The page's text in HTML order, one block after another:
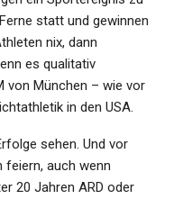
statt und gewinnen
nix, dann
es qualitativ
von München – wie vor
in den USA.
sehen. Und vor
feiern, auch wenn
20 Jahren ARD oder